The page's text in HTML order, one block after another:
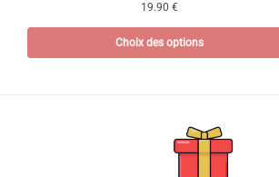
19.90 €
Choix des options